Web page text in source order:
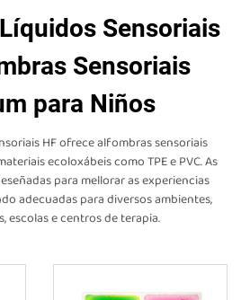
Sensoriais
Sensoriais
para Niños
HF ofrece alfombras sensoriais
ecoloxábeis como TPE e PVC. As
para mellorar as experiencias
adecuadas para diversos ambientes,
escolas e centros de terapia.